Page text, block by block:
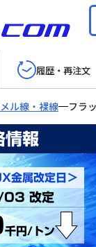
履歴・再注文
ル線・裸線 フラ
情報
金属改定日＞
03 改定
千円/トン